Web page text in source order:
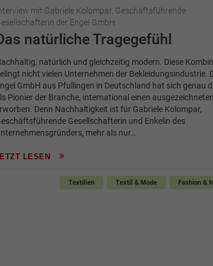
mit Gabriele Kolompar, Geschäftsführende
der Engel GmbH
natürliche Tragegefühl
natürlich und gleichzeitig modern. Diese
nicht vielen Unternehmen der Bekleidungsindustrie.
GmbH aus Pfullingen in Deutschland hat sich genau
Pionier der Branche, international einen
Denn Nachhaltigkeit ist für Gabriele Kolompar,
Gesellschafterin und Enkelin des
mehr als nur…
LESEN
Textilien Textil & Mode Fashion &